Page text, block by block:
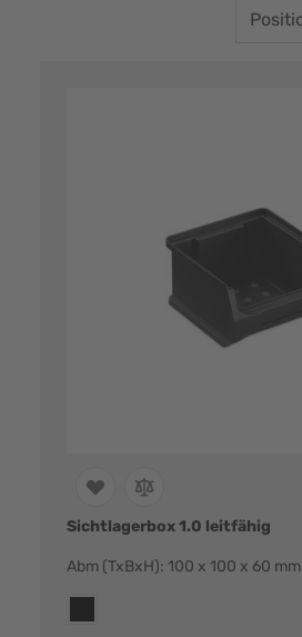
Sichtlagerbox 1.0 leitfähig
Abm (TxBxH): 100 x 100 x 60 mm